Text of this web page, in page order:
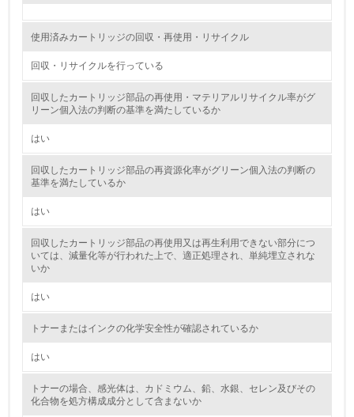
5.
かしている
6.
境対策を理解し、実践している
7.
環境活動に関する規格やプログラムを導入している
2.環境への取り組み
使用済みカートリッジの回収・再使用・リサイクル
回収・リサイクルを行っている
回収したカートリッジ部品の再使用・マテリアルリサイクル率がグ
リーン個入法の判断の基準を満たしているか
はい
回収したカートリッジ部品の再資源化率がグリーン個入法の判断の
基準を満たしているか
はい
回収したカートリッジ部品の再使用又は再生利用できない部分につ
いては、減量化等が行われた上で、適正処理され、単純埋立されな
いか
はい
トナーまたはインクの化学安全性が確認されているか
はい
トナーの場合、感光体は、カドミウム、鉛、水銀、セレン及びその
化合物を処方構成成分として含まないか